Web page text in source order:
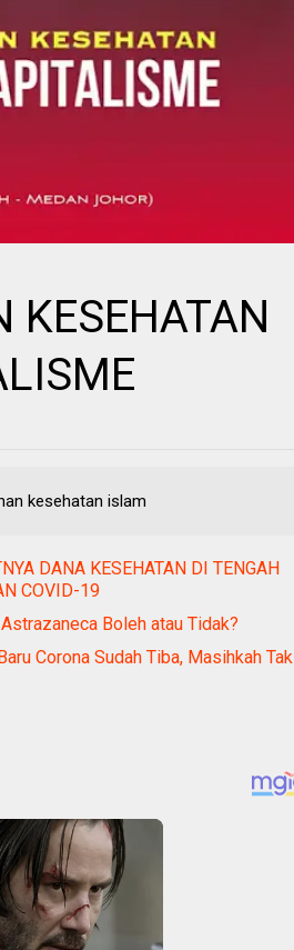
KESEHATAN
kesehatan islam
DANA KESEHATAN DI TENGAH
COVID-19
Boleh atau Tidak?
Corona Sudah Tiba, Masihkah Tak